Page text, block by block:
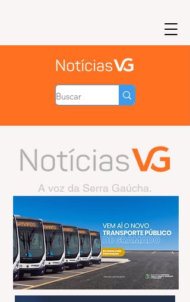
A voz da Serra Gaúcha.